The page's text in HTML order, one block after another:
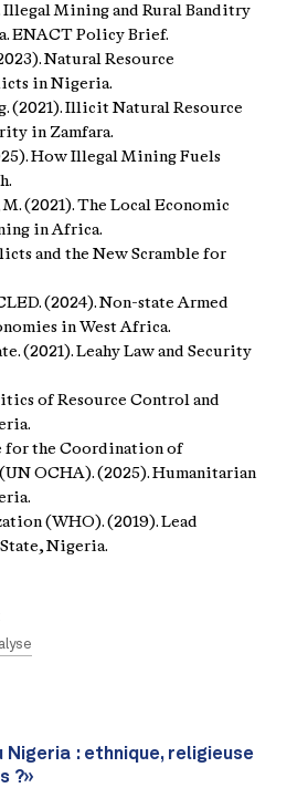
Illegal Mining and Rural Banditry
ENACT Policy Brief.
Natural Resource
in Nigeria.
(2021). Illicit Natural Resource
in Zamfara.
How Illegal Mining Fuels
(2021). The Local Economic
in Africa.
and the New Scramble for
(2024). Non-state Armed
in West Africa.
(2021). Leahy Law and Security
of Resource Control and
for the Coordination of
OCHA). (2025). Humanitarian
(WHO). (2019). Lead
Nigeria.
Nigeria : ethnique, religieuse
?»